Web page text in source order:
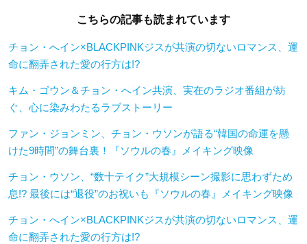
こちらの記事も読まれています
チョン・へイン×BLACKPINKジスが共演の切ないロマンス、運
命に翻弄された愛の行方は!?
キム・ゴウン＆チョン・へイン共演、実在のラジオ番組が紡
ぐ、心に染みわたるラブストーリー
ファン・ジョンミン、チョン・ウソンが語る“韓国の命運を懸
けた9時間”の舞台裏！『ソウルの春』メイキング映像
チョン・ウソン、“数十テイク”大規模シーン撮影に思わずため
息!? 最後には“退役”のお祝いも『ソウルの春』メイキング映像
チョン・へイン×BLACKPINKジスが共演の切ないロマンス、運
命に翻弄された愛の行方は!?